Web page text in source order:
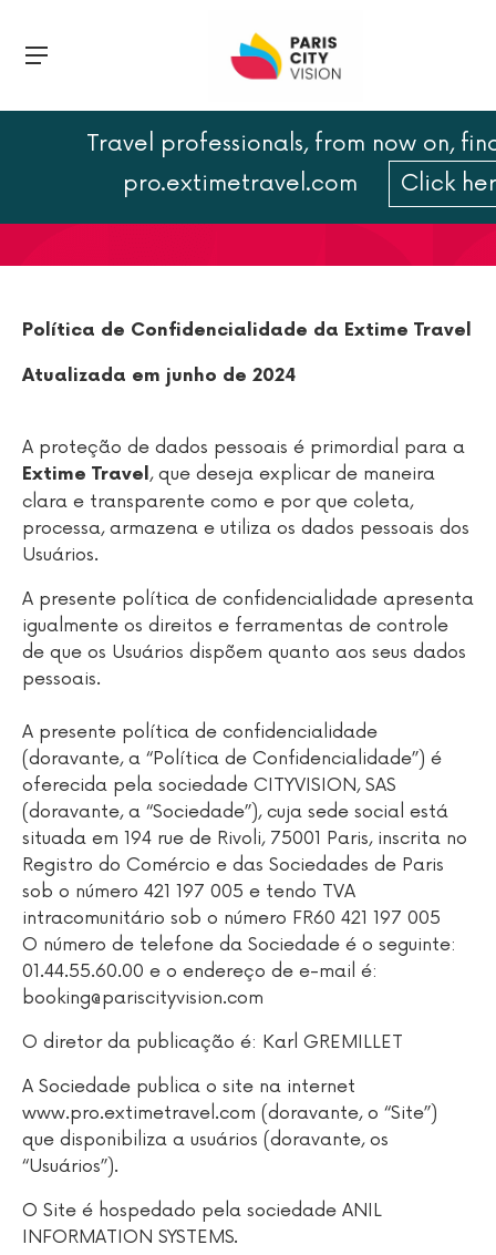
Travel professionals, from now on,
pro.extimetravel.com
Click
Política de
confidencialidade
Política de Confidencialidade da Extime Travel
Atualizada em junho de 2024
A proteção de dados pessoais é primordial para a
Extime Travel, que deseja explicar de maneira
clara e transparente como e por que coleta,
processa, armazena e utiliza os dados pessoais dos
Usuários.
A presente política de confidencialidade apresenta
igualmente os direitos e ferramentas de controle
de que os Usuários dispõem quanto aos seus dados
pessoais.
A presente política de confidencialidade
(doravante, a “Política de Confidencialidade”) é
oferecida pela sociedade CITYVISION, SAS
(doravante, a “Sociedade”), cuja sede social está
situada em 194 rue de Rivoli, 75001 Paris, inscrita no
Registro do Comércio e das Sociedades de Paris
sob o número 421 197 005 e tendo TVA
intracomunitário sob o número FR60 421 197 005
O número de telefone da Sociedade é o seguinte:
01.44.55.60.00 e o endereço de e-mail é:
booking@pariscityvision.com
O diretor da publicação é: Karl GREMILLET
A Sociedade publica o site na internet
www.pro.extimetravel.com (doravante, o “Site”)
que disponibiliza a usuários (doravante, os
“Usuários”).
O Site é hospedado pela sociedade ANIL
INFORMATION SYSTEMS.